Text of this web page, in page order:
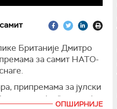
Британије Дмитро
за самит НАТО-
припремама за јулски
оружјем", рекао је
ОПШИРНИЈЕ